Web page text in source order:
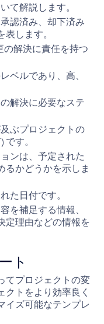
て解説します。
認済み、却下済み
します。
の解決に責任を持つ
ベルであり、高、
解決に必要なステ
ぶプロジェクトの
す。
ンは、予定された
るかどうかを示しま
た日付です。
を補足する情報、
定理由などの情報を
ト
てプロジェクトの変
トをより効率良く
イズ可能なテンプレ